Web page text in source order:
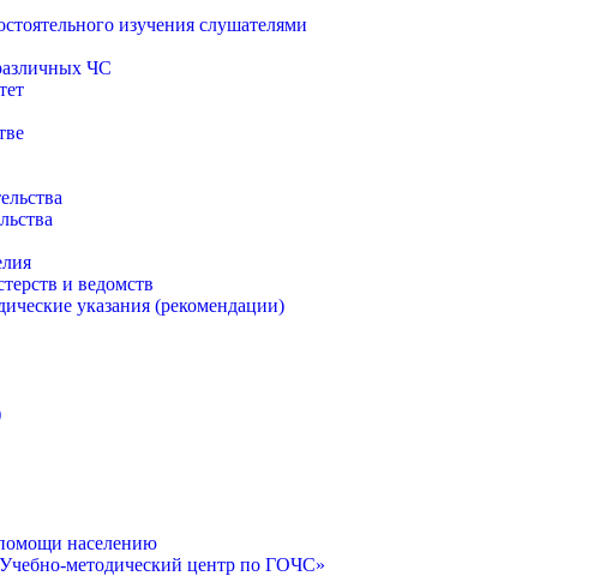
изучения слушателями
ЧС
и ведомств
указания (рекомендации)
населению
методический центр по ГОЧС»